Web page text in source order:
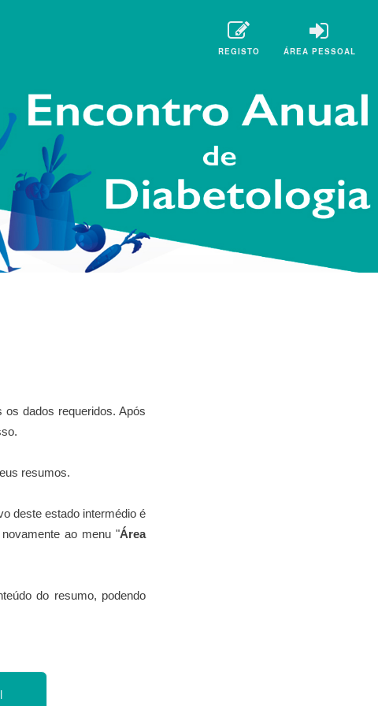
REGISTO ÁREA PESSOAL
os dados requeridos. Após
resumos.
deste estado intermédio é
ao menu "Área
do resumo, podendo